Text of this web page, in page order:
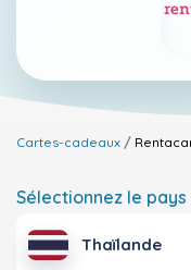
Cartes-cadeaux
Sélectionnez le
Thaïlande